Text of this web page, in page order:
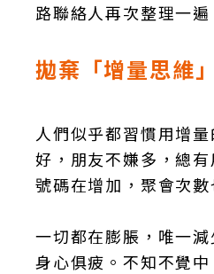
路聯絡人再次整理一
拋棄「增量思維
人們似乎都習慣用增
好，朋友不嫌多，總
號碼在增加，聚會次數
一切都在膨脹，唯一
身心俱疲。不知不覺